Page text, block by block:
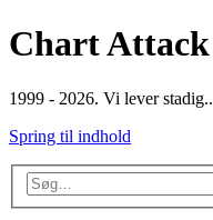
Chart Attack
1999 - 2026. Vi lever stadig..
Spring til indhold